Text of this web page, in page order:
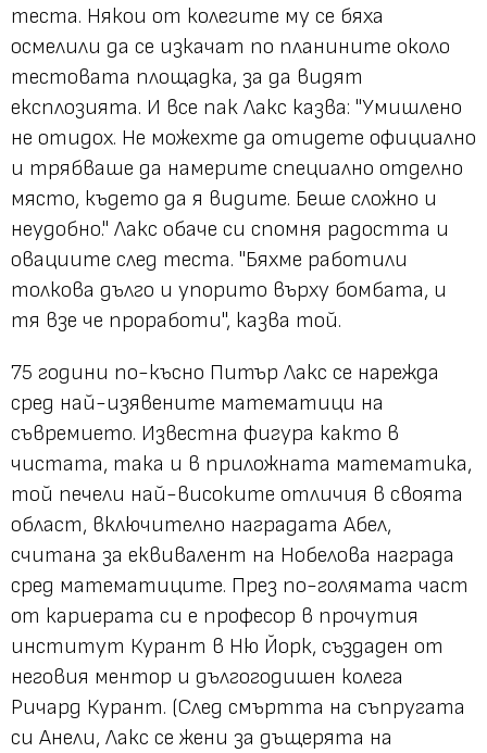
теста. Някои от колегите му се бяха
осмелили да се изкачат по планините около
тестовата площадка, за да видят
експлозията. И все пак Лакс казва: "Умишлено
не отидох. Не можехте да отидете официално
и трябваше да намерите специално отделно
място, където да я видите. Беше сложно и
неудобно." Лакс обаче си спомня радостта и
овациите след теста. "Бяхме работили
толкова дълго и упорито върху бомбата, и
тя взе че проработи", казва той.
75 години по-късно Питър Лакс се нарежда
сред най-изявените математици на
съвремието. Известна фигура както в
чистата, така и в приложната математика,
той печели най-високите отличия в своята
област, включително наградата Абел,
считана за еквивалент на Нобелова награда
сред математиците. През по-голямата част
от кариерата си е професор в прочутия
институт Курант в Ню Йорк, създаден от
неговия ментор и дългогодишен колега
Ричард Курант. (След смъртта на съпругата
си Анели, Лакс се жени за дъщерята на